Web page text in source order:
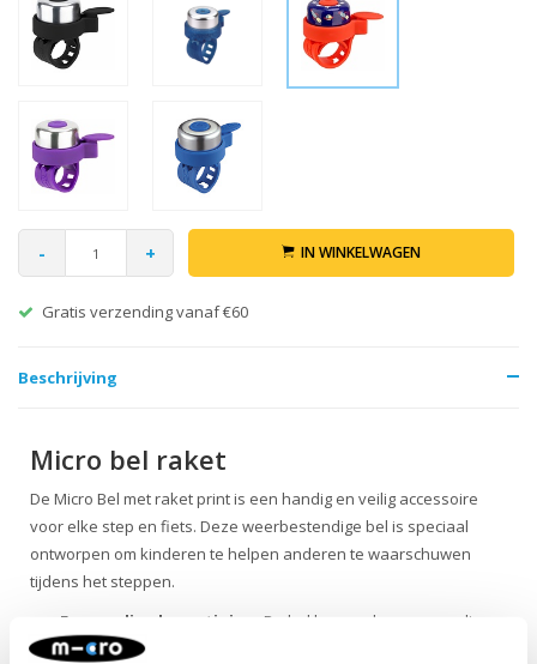
- + IN WINKELWAGEN
Gratis verzending vanaf €60
Beschrijving
Micro bel raket
De Micro Bel met raket print is een handig en veilig accessoire
voor elke step en fiets. Deze weerbestendige bel is speciaal
ontworpen om kinderen te helpen anderen te waarschuwen
tijdens het steppen.
Eenvoudige bevestiging:
De bel kan snel en eenvoudig
worden bevestigd om het stuur met de flexibele siliconen